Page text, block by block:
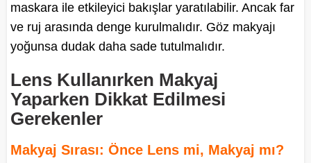
maskara ile etkileyici bakışlar yaratılabilir. Ancak far
ve ruj arasında denge kurulmalıdır. Göz makyajı
yoğunsa dudak daha sade tutulmalıdır.
Lens Kullanırken Makyaj
Yaparken Dikkat Edilmesi
Gerekenler
Makyaj Sırası: Önce Lens mi, Makyaj mı?